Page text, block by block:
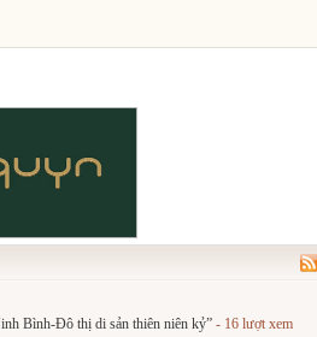
Bình-Đô thị di sản thiên niên kỷ” - 16 lượt xem